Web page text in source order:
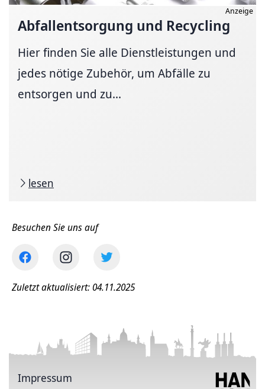
Anzeige
Abfallentsorgung und Recycling
Hier finden Sie alle Dienstleistungen und
jedes nötige Zubehör, um Abfälle zu
entsorgen und zu...
lesen
Besuchen Sie uns auf
Zuletzt aktualisiert: 04.11.2025
Impressum